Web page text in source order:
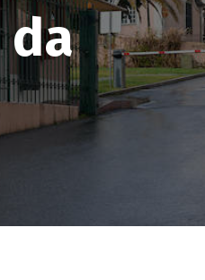
da